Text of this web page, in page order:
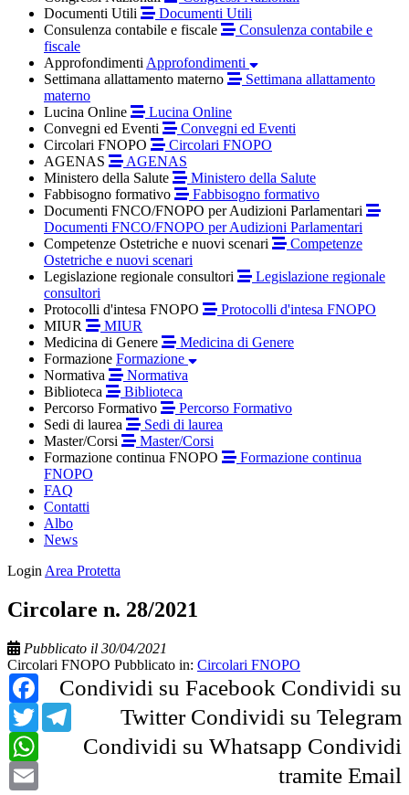
Documenti Utili
Documenti Utili
Consulenza contabile e fiscale
Consulenza contabile e
fiscale
Approfondimenti Approfondimenti
Settimana allattamento materno
Settimana allattamento
materno
Lucina Online
Lucina Online
Convegni ed Eventi
Convegni ed Eventi
Circolari FNOPO
Circolari FNOPO
AGENAS
AGENAS
Ministero della Salute
Ministero della Salute
Fabbisogno formativo
Fabbisogno formativo
Documenti FNCO/FNOPO per Audizioni Parlamentari
Documenti FNCO/FNOPO per Audizioni Parlamentari
Competenze Ostetriche e nuovi scenari
Competenze
Ostetriche e nuovi scenari
Legislazione regionale consultori
Legislazione regionale
consultori
Protocolli d'intesa FNOPO
Protocolli d'intesa FNOPO
MIUR
MIUR
Medicina di Genere
Medicina di Genere
Formazione Formazione
Normativa
Normativa
Biblioteca
Biblioteca
Percorso Formativo
Percorso Formativo
Sedi di laurea
Sedi di laurea
Master/Corsi
Master/Corsi
Formazione continua FNOPO
Formazione continua
FNOPO
FAQ
Contatti
Albo
News
Login Area Protetta
Circolare n. 28/2021
Pubblicato il 30/04/2021
Circolari FNOPO Pubblicato in: Circolari FNOPO
Condividi su Facebook
Facebook
Condividi su
Twitter
Twitter Condividi su Telegram
Telegram
Condividi su Whatsapp
WhatsApp
Condividi
tramite Email